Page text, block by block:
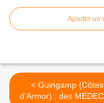
Ajouter un
< Guingamp (Côtes-
d'Armor) : des